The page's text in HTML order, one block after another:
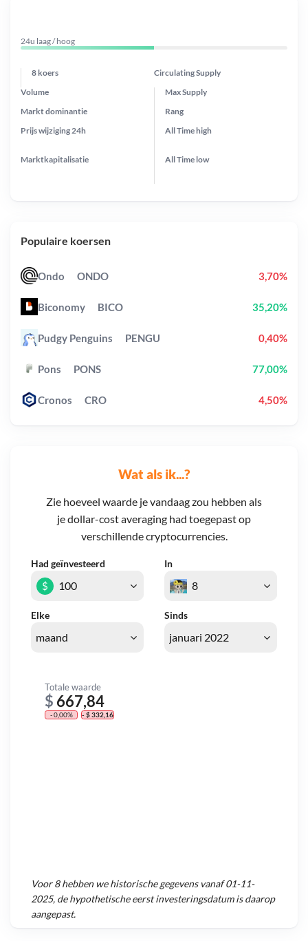
Wat als ik...?
Zie hoeveel waarde je vandaag zou hebben als
je dollar-cost averaging had toegepast op
verschillende cryptocurrencies.
Had geïnvesteerd In
Elke Sinds
$
Totale waarde
$ 667,84
- 0,00% - $ 332,16
Voor8hebben we historische gegevens vanaf01-11-
2025, de hypothetische eerst investeringsdatum is daarop
aangepast.
24u laag / hoog
8 koers Circulating Supply
Prijs wijziging24h
Max Supply
Markt dominantie
Marktkapitalisatie
Volume
Rang
All Timehigh
All Time low
Populaire koersen
Ondo ONDO 3,70%
Biconomy BICO 35,20%
Pudgy Penguins PENGU 0,40%
Pons PONS 77,00%
Cronos CRO 4,50%